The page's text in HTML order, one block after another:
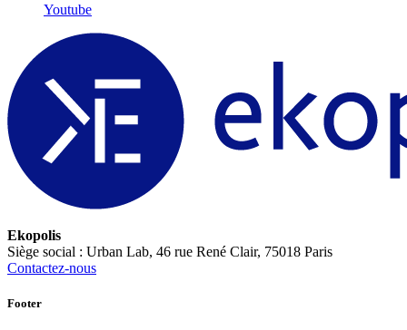
Youtube
Ekopolis
Siège social : Urban Lab, 46 rue René Clair, 75018 Paris
Contactez-nous
Footer